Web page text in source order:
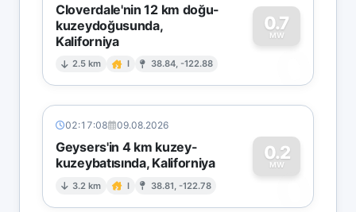
Cloverdale'nin 12 km doğu-
kuzeydoğusunda,
Kaliforniya
2.5 km I 38.84, -122.88
0.7
MW
0
02:17:08 09.08.2026
Geysers'in 4 km kuzey-
kuzeybatısında, Kaliforniya
3.2 km I 38.81, -122.78
0.2
MW
0